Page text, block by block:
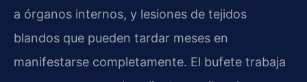
a órganos internos, y lesiones de tejidos
blandos que pueden tardar meses en
manifestarse completamente. El bufete trabaja